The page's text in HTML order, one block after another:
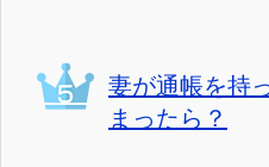
妻が通帳を持
まったら？